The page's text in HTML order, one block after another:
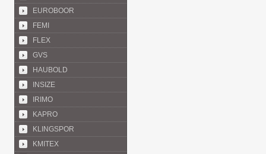
EUROBOOR
FEMI
FLEX
GVS
HAUBOLD
INSIZE
IRIMO
KAPRO
KLINGSPOR
KMITEX